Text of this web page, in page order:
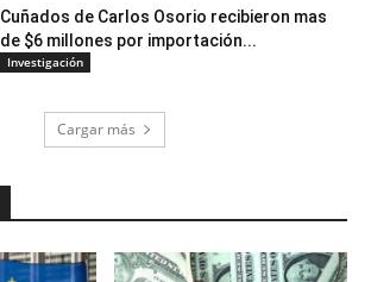
Cuñados de Carlos Osorio recibieron mas
de $6 millones por importación...
Investigación
Cargar más